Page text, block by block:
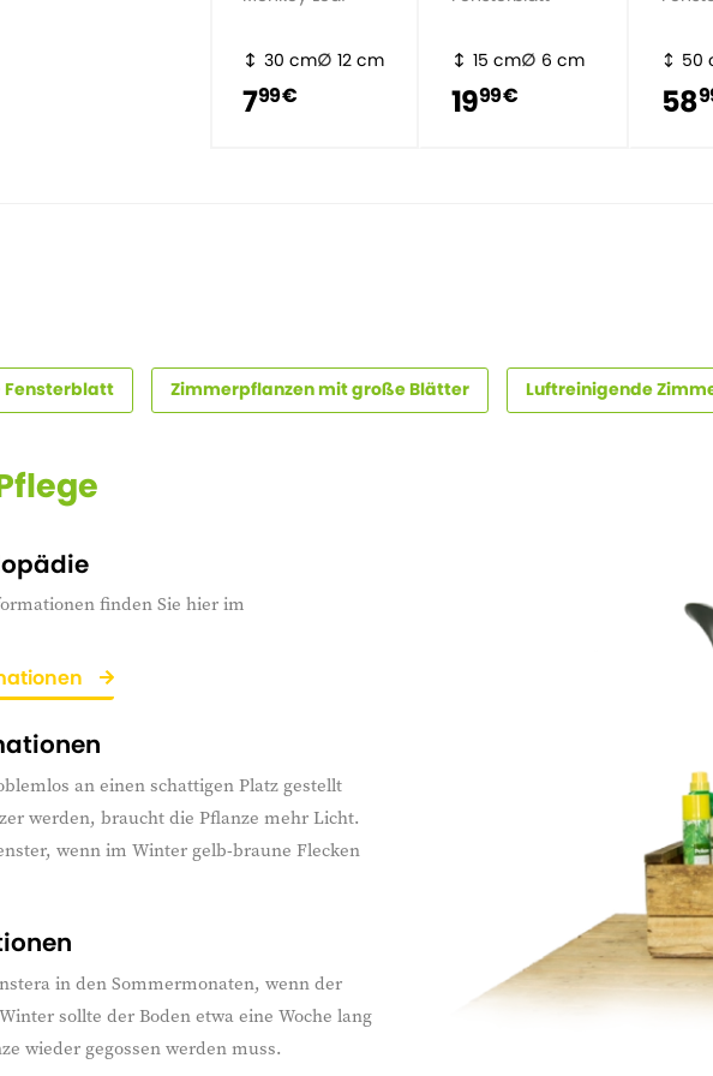
30 cm 12 cm
799 €
15 cm 6 cm
1999 €
50
58
Fensterblatt Zimmerpflanzen mit große Blätter Luftreinigende
finden Sie hier im
an einen schattigen Platz gestellt
werden, braucht die Pflanze mehr Licht.
wenn im Winter gelb-braune Flecken
in den Sommermonaten, wenn der
sollte der Boden etwa eine Woche lang
wieder gegossen werden muss.